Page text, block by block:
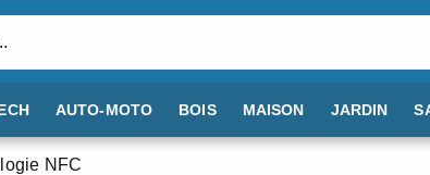
AUTO-MOTO BOIS MAISON JARDIN
NFC